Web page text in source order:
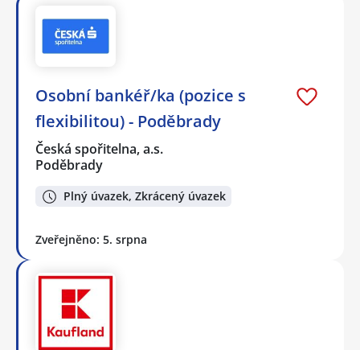
Osobní bankéř/ka (pozice s
flexibilitou) - Poděbrady
Česká spořitelna, a.s.
Poděbrady
Plný úvazek, Zkrácený úvazek
Zveřejněno: 5. srpna